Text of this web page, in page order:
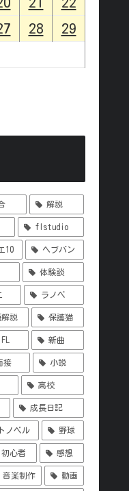
28
29
解説
flstudio
10 ヘブバン
体験談
ラノベ
説 保護猫
FL 新曲
接 小説
高校
成長日記
ノベル 野球
初心者 感想
音楽制作 動画